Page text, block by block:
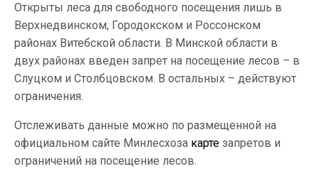
Открыты леса для свободного посещения лишь в
Верхнедвинском, Городокском и Россонском
районах Витебской области. В Минской области в
двух районах введен запрет на посещение лесов – в
Слуцком и Столбцовском. В остальных – действуют
ограничения.
Отслеживать данные можно по размещенной на
официальном сайте Минлесхоза карте запретов и
ограничений на посещение лесов.